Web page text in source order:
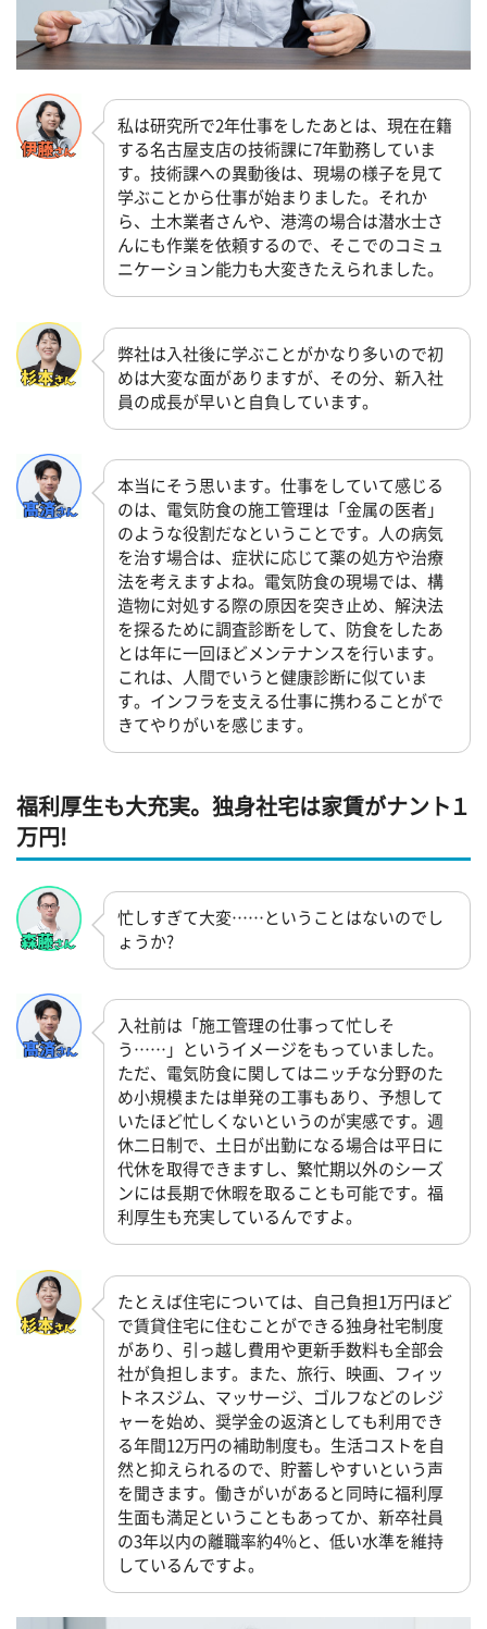
私は研究所で2年仕事をしたあとは、現在在籍
する名古屋支店の技術課に7年勤務していま
す。技術課への異動後は、現場の様子を見て
学ぶことから仕事が始まりました。それか
ら、土木業者さんや、港湾の場合は潜水士さ
んにも作業を依頼するので、そこでのコミュ
ニケーション能力も大変きたえられました。
弊社は入社後に学ぶことがかなり多いので初
めは大変な面がありますが、その分、新入社
員の成長が早いと自負しています。
本当にそう思います。仕事をしていて感じる
のは、電気防食の施工管理は「金属の医者」
のような役割だなということです。人の病気
を治す場合は、症状に応じて薬の処方や治療
法を考えますよね。電気防食の現場では、構
造物に対処する際の原因を突き止め、解決法
を探るために調査診断をして、防食をしたあ
とは年に一回ほどメンテナンスを行います。
これは、人間でいうと健康診断に似ていま
す。インフラを支える仕事に携わることがで
きてやりがいを感じます。
福利厚生も大充実。独身社宅は家賃がナント１
万円!
忙しすぎて大変……ということはないのでし
ょうか?
入社前は「施工管理の仕事って忙しそ
う……」というイメージをもっていました。
ただ、電気防食に関してはニッチな分野のた
め小規模または単発の工事もあり、予想して
いたほど忙しくないというのが実感です。週
休二日制で、土日が出勤になる場合は平日に
代休を取得できますし、繁忙期以外のシーズ
ンには長期で休暇を取ることも可能です。福
利厚生も充実しているんですよ。
たとえば住宅については、自己負担1万円ほど
で賃貸住宅に住むことができる独身社宅制度
があり、引っ越し費用や更新手数料も全部会
社が負担します。また、旅行、映画、フィッ
トネスジム、マッサージ、ゴルフなどのレジ
ャーを始め、奨学金の返済としても利用でき
る年間12万円の補助制度も。生活コストを自
然と抑えられるので、貯蓄しやすいという声
を聞きます。働きがいがあると同時に福利厚
生面も満足ということもあってか、新卒社員
の3年以内の離職率約4%と、低い水準を維持
しているんですよ。